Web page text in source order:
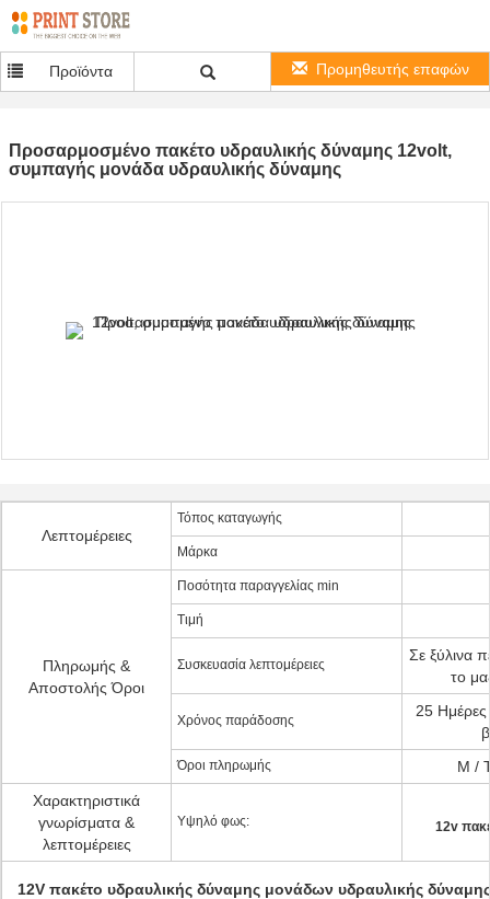
Προϊόντα Προμηθευτής επαφών
Προσαρμοσμένο πακέτο υδραυλικής δύναμης 12volt,
συμπαγής μονάδα υδραυλικής δύναμης
Λεπτομέρειες
Τόπος καταγωγής
Μάρκα
Πληρωμής &
Αποστολής Όροι
Ποσότητα παραγγελίας min
Τιμή
Συσκευασία λεπτομέρειες
Σε ξύλινα
το
Χρόνος παράδοσης
25
Όροι πληρωμής
Μ /
Χαρακτηριστικά
γνωρίσματα &
λεπτομέρειες
Υψηλό φως: 12v
12V πακέτο υδραυλικής δύναμης μονάδων υδραυλικής